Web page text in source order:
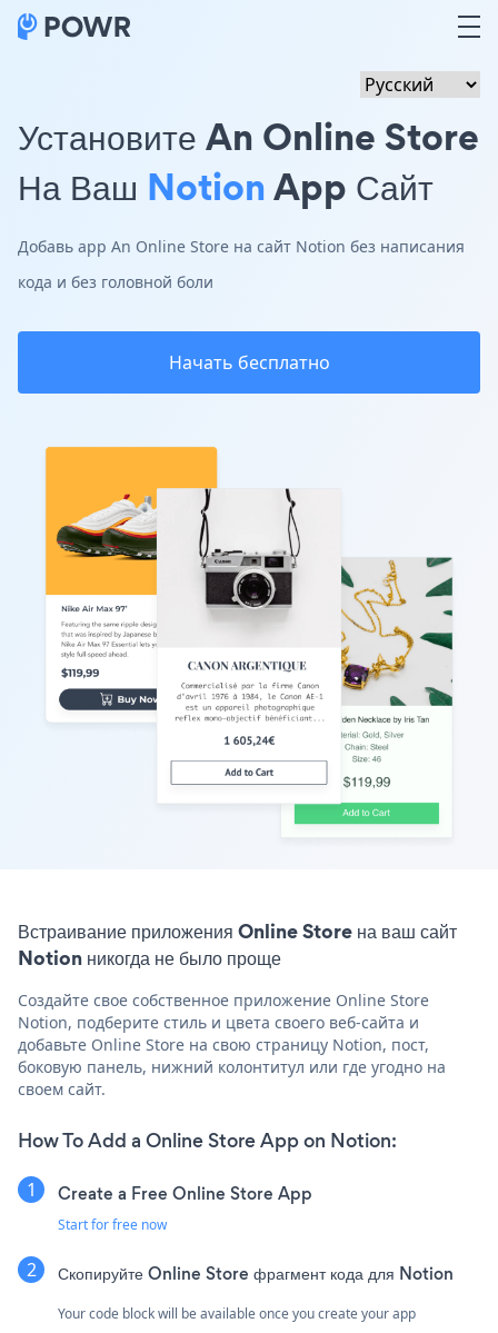
Установите An Online Store
На Ваш NotionApp Сайт
Добавь app An Online Store на сайт Notion без написания
кода и без головной боли
Начать бесплатно
Встраивание приложения Online Store на ваш сайт
Notion никогда не было проще
Создайте свое собственное приложение Online Store
Notion, подберите стиль и цвета своего веб-сайта и
добавьте Online Store на свою страницу Notion, пост,
боковую панель, нижний колонтитул или где угодно на
своем сайт.
How To Add a Online Store App on Notion:
Create a Free Online Store App
Start for free now
Скопируйте Online Store фрагмент кода для Notion
Your code block will be available once you create your app